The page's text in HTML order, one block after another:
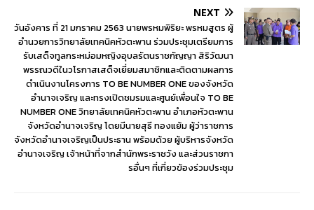
NEXT
วันอังคาร ที่ 21 มกราคม 2563 นายพรหมพิริยะ พรหมสูตร ผู้
อำนวยการวิทยาลัยเทคนิคหัวตะพาน ร่วมประชุมเตรียมการ
รับเสด็จทูลกระหม่อมหญิงอุบลรัตนราชกัญญา สิริวัฒนา
พรรณวดีในวโรกาสเสด็จเยี่ยมสมาชิกและติดตามผลการ
ดำเนินงานโครงการ TO BE NUMBER ONE ของจังหวัด
อำนาจเจริญ และทรงเปิดชมรมและศูนย์เพื่อนใจ TO BE
NUMBER ONE วิทยาลัยเทคนิคหัวตะพาน อำเภอหัวตะพาน
จังหวัดอำนาจเจริญ โดยมีนายสุธี ทองแย้ม ผู้ว่าราชการ
จังหวัดอำนาจเจริญเป็นประธาน พร้อมด้วย ผู้บริหารจังหวัด
อำนาจเจริญ เจ้าหน้าที่จากสำนักพระราชวัง และส่วนราชกา
รอื่นๆ ที่เกี่ยวข้องร่วมประชุม